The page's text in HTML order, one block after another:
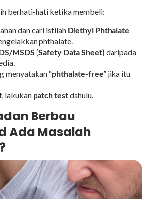
berhati-hati ketika membeli:
dan cari istilah Diethyl Phthalate
phthalate.
MSDS (Safety Data Sheet) daripada
menyatakan“phthalate-free” jika itu
lakukan patch testdahulu.
Berbau
Ada Masalah